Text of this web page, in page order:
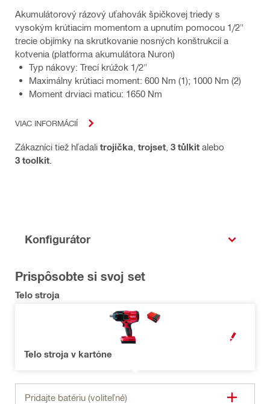
Akumulátorový rázový uťahovák špičkovej triedy s
vysokým krútiacim momentom a upnutím pomocou 1/2"
trecie objímky na skrutkovanie nosných konštrukcií a
kotvenia (platforma akumulátora Nuron)
Typ nákovy: Trecí krúžok 1/2"
Maximálny krútiaci moment: 600 Nm (1); 1000 Nm (2)
Moment drviaci maticu: 1650 Nm
VIAC INFORMÁCIÍ
Zákazníci tiež hľadali trojička trojset 3 tůlkit alebo
3 toolkit
Konfigurátor
Prispôsobte si svoj set
Telo stroja
Telo stroja v kartóne
OTVORIŤ
Pridajte batériu (voliteľné)